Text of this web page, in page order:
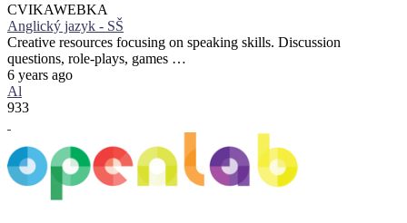
CVIKAWEBKA
Anglický jazyk - SŠ
Creative resources focusing on speaking skills. Discussion
questions, role-plays, games …
6 years ago
Al
933